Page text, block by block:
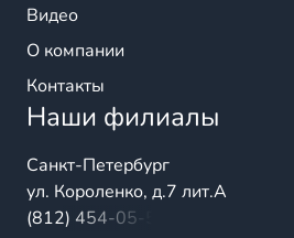
Видео
О компании
Контакты
Наши филиалы
Санкт-Петербург
ул. Короленко, д.7 лит.А
(812) 454-05-54